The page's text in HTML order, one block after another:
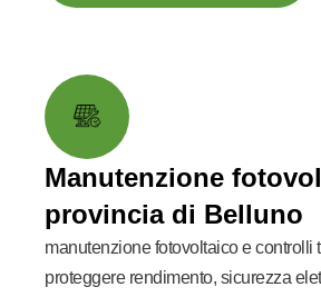
Manutenzione
provincia di Belluno
manutenzione fotovoltaico e controlli
proteggere rendimento, sicurezza